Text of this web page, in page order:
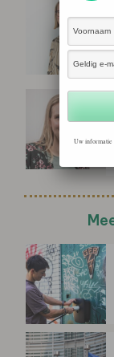
Uw informatie